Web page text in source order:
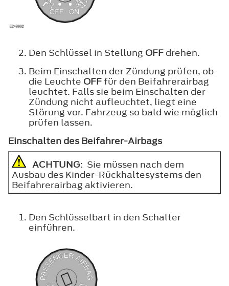
Den Schlüssel in Stellung OFF drehen.
Beim Einschalten der Zündung prüfen, ob
die Leuchte OFFfür den Beifahrerairbag
leuchtet. Falls sie beim Einschalten der
Zündung nicht aufleuchtet, liegt eine
Störung vor. Fahrzeug so bald wie möglich
prüfen lassen.
Einschalten des Beifahrer-Airbags
ACHTUNG: Sie müssen nach dem
Ausbau des Kinder-Rückhaltesystems den
Beifahrerairbag aktivieren.
Den Schlüsselbart in den Schalter
einführen.